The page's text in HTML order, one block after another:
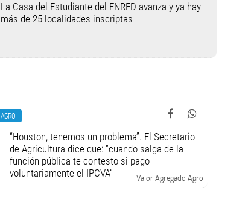
La Casa del Estudiante del ENRED avanza y ya hay
más de 25 localidades inscriptas
AGRO
“Houston, tenemos un problema”. El Secretario
de Agricultura dice que: “cuando salga de la
función pública te contesto si pago
voluntariamente el IPCVA”
Valor Agregado Agro